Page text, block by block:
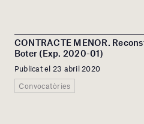
CONTRACTE MENOR.
Boter (Exp. 2020-01)
Publicat el 23 abril 2020
Convocatòries